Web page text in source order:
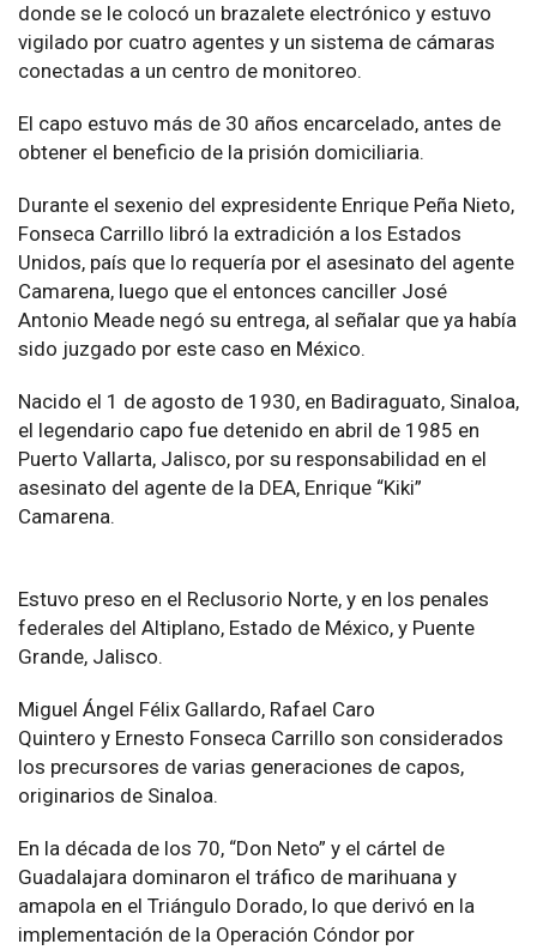
donde se le colocó un brazalete electrónico y estuvo
vigilado por cuatro agentes y un sistema de cámaras
conectadas a un centro de monitoreo.
El capo estuvo más de 30 años encarcelado, antes de
obtener el beneficio de la prisión domiciliaria.
Durante el sexenio del expresidente Enrique Peña Nieto,
Fonseca Carrillo libró la extradición a los Estados
Unidos, país que lo requería por el asesinato del agente
Camarena, luego que el entonces canciller José
Antonio Meade negó su entrega, al señalar que ya había
sido juzgado por este caso en México.
Nacido el 1 de agosto de 1930, en Badiraguato, Sinaloa,
el legendario capo fue detenido en abril de 1985 en
Puerto Vallarta, Jalisco, por su responsabilidad en el
asesinato del agente de la DEA, Enrique “Kiki”
Camarena.
Estuvo preso en el Reclusorio Norte, y en los penales
federales del Altiplano, Estado de México, y Puente
Grande, Jalisco.
Miguel Ángel Félix Gallardo, Rafael Caro
Quintero y Ernesto Fonseca Carrillo son considerados
los precursores de varias generaciones de capos,
originarios de Sinaloa.
En la década de los 70, “Don Neto” y el cártel de
Guadalajara dominaron el tráfico de marihuana y
amapola en el Triángulo Dorado, lo que derivó en la
implementación de la Operación Cóndor por